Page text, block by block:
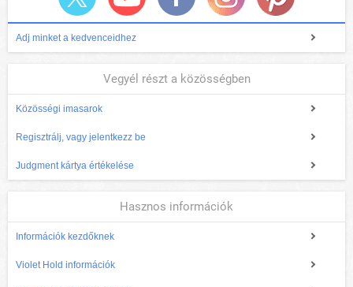
Adj minket a kedvenceidhez
Vegyél részt a közösségben
Közösségi imasarok
Regisztrálj, vagy jelentkezz be
Judgment kártya értékelése
Hasznos információk
Információk kezdőknek
Violet Hold információk